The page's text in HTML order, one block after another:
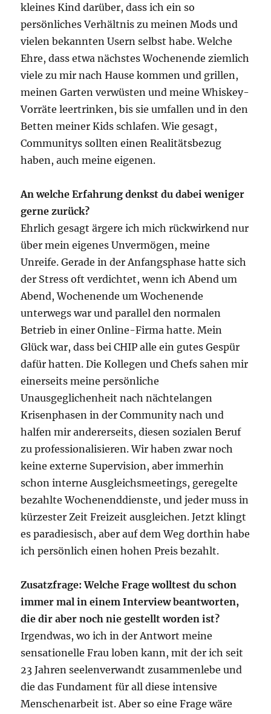
kleines Kind darüber, dass ich ein so
persönliches Verhältnis zu meinen Mods und
vielen bekannten Usern selbst habe. Welche
Ehre, dass etwa nächstes Wochenende ziemlich
viele zu mir nach Hause kommen und grillen,
meinen Garten verwüsten und meine Whiskey-
Vorräte leertrinken, bis sie umfallen und in den
Betten meiner Kids schlafen. Wie gesagt,
Communitys sollten einen Realitätsbezug
haben, auch meine eigenen.
An welche Erfahrung denkst du dabei weniger
gerne zurück?
Ehrlich gesagt ärgere ich mich rückwirkend nur
über mein eigenes Unvermögen, meine
Unreife. Gerade in der Anfangsphase hatte sich
der Stress oft verdichtet, wenn ich Abend um
Abend, Wochenende um Wochenende
unterwegs war und parallel den normalen
Betrieb in einer Online-Firma hatte. Mein
Glück war, dass bei CHIP alle ein gutes Gespür
dafür hatten. Die Kollegen und Chefs sahen mir
einerseits meine persönliche
Unausgeglichenheit nach nächtelangen
Krisenphasen in der Community nach und
halfen mir andererseits, diesen sozialen Beruf
zu professionalisieren. Wir haben zwar noch
keine externe Supervision, aber immerhin
schon interne Ausgleichsmeetings, geregelte
bezahlte Wochenenddienste, und jeder muss in
kürzester Zeit Freizeit ausgleichen. Jetzt klingt
es paradiesisch, aber auf dem Weg dorthin habe
ich persönlich einen hohen Preis bezahlt.
Zusatzfrage: Welche Frage wolltest du schon
immer mal in einem Interview beantworten,
die dir aber noch nie gestellt worden ist?
Irgendwas, wo ich in der Antwort meine
sensationelle Frau loben kann, mit der ich seit
23 Jahren seelenverwandt zusammenlebe und
die das Fundament für all diese intensive
Menschenarbeit ist. Aber so eine Frage wäre